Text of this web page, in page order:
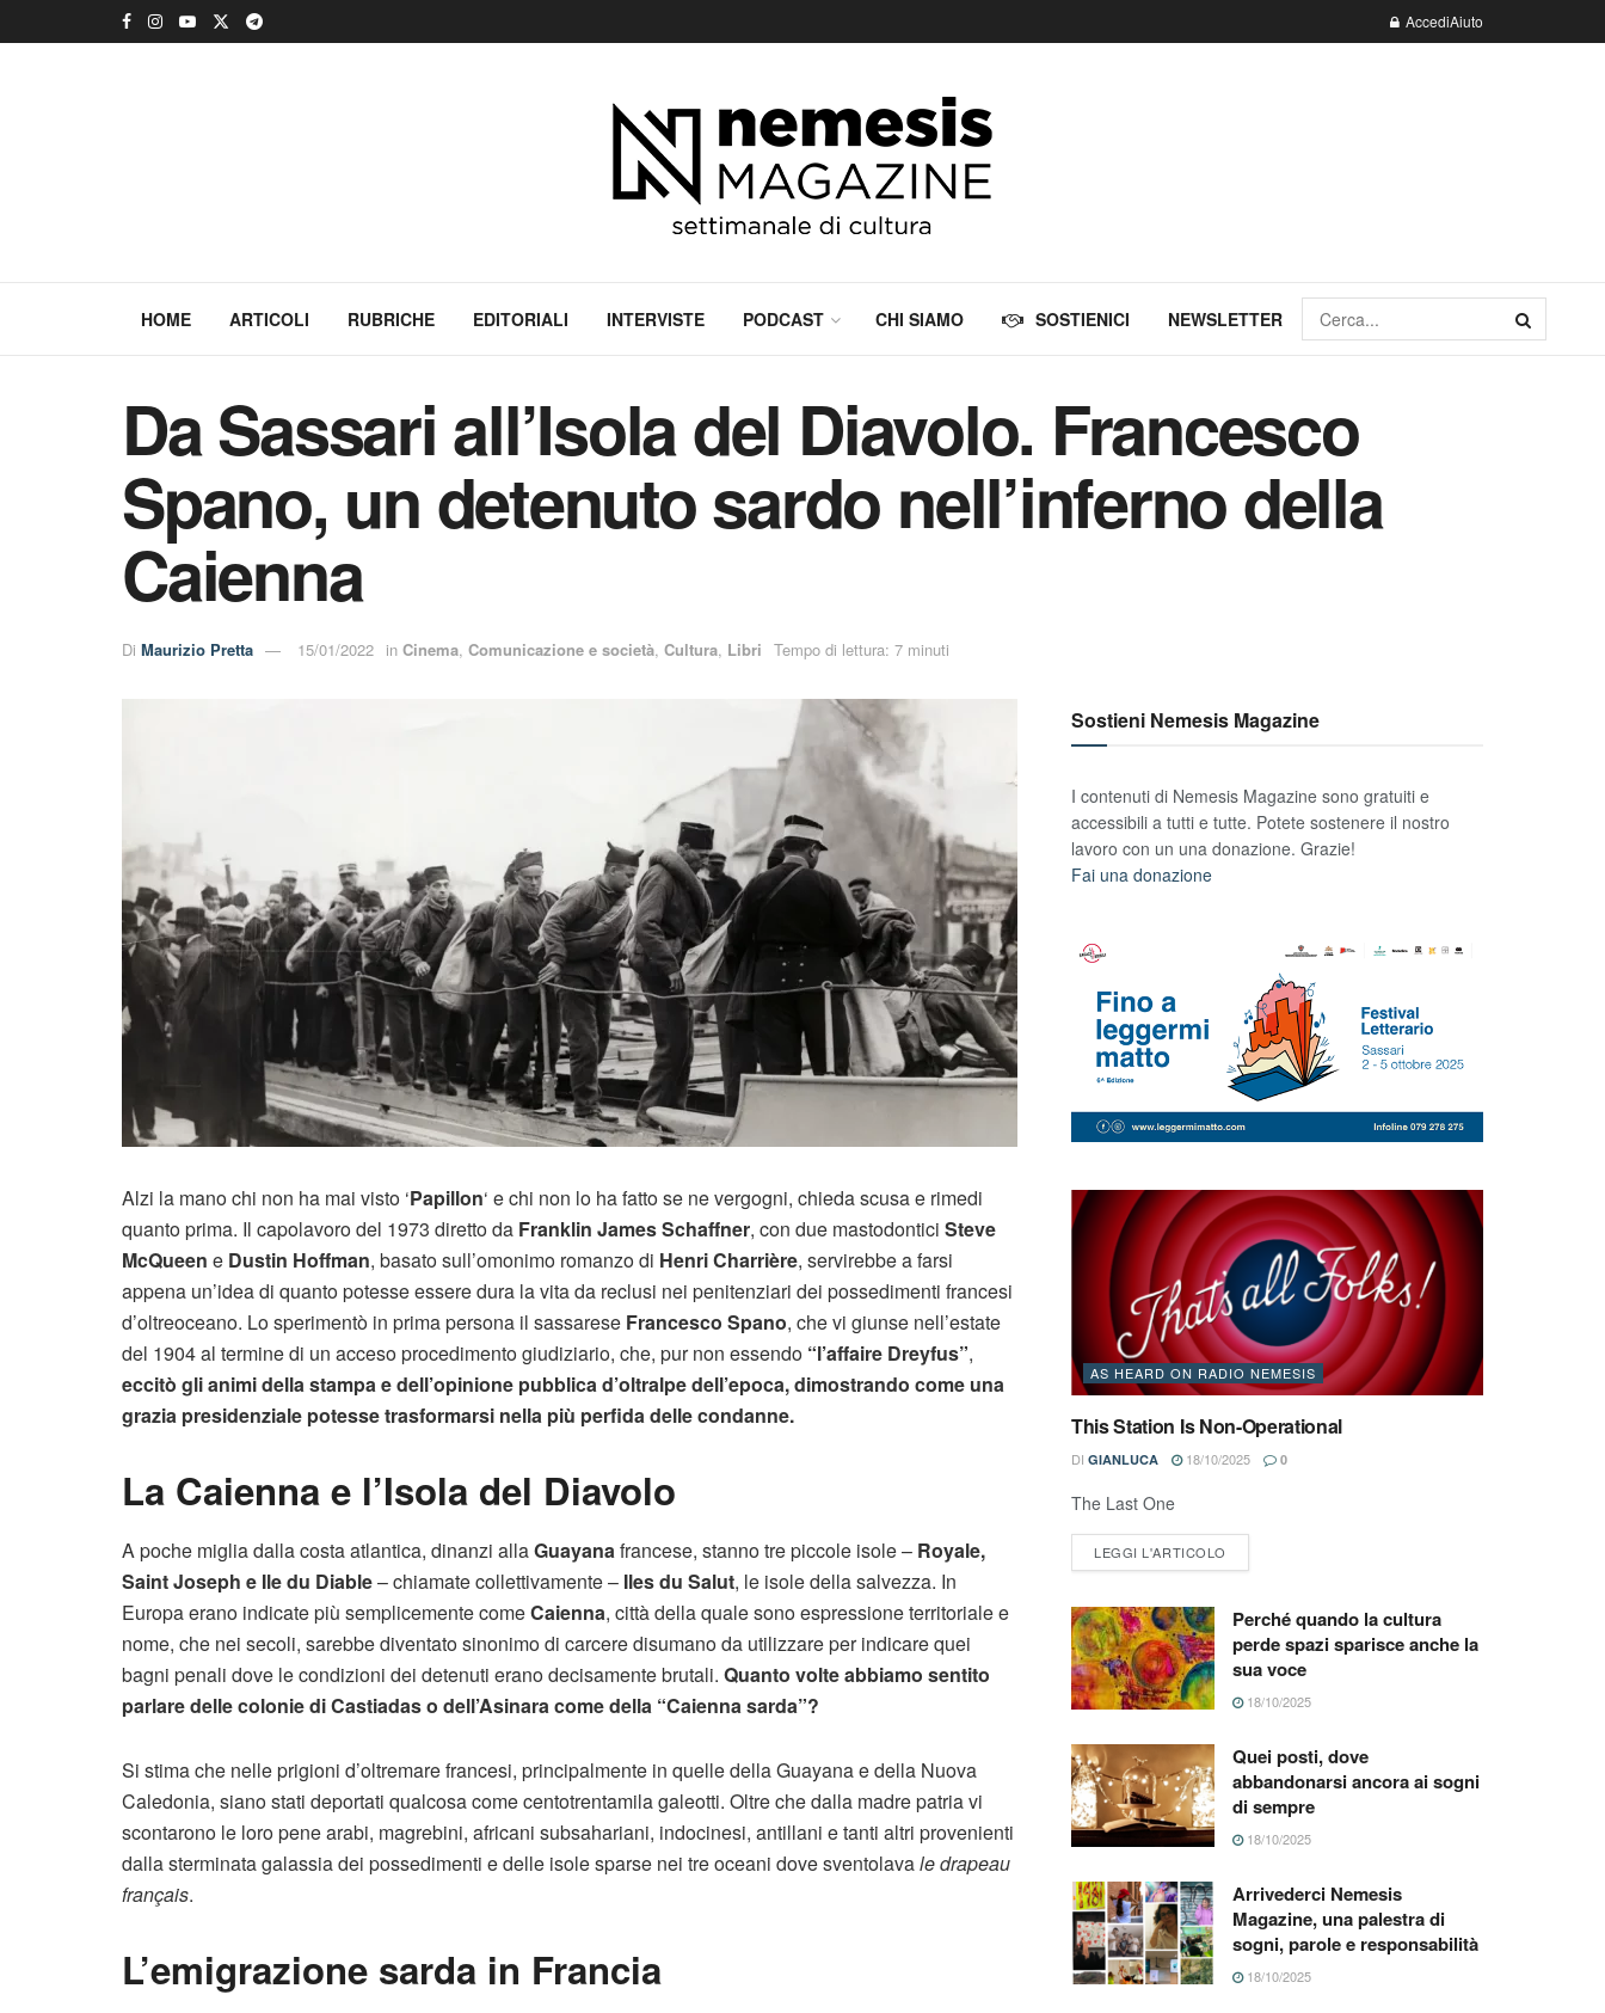
AccediAiuto
HOME ARTICOLI RUBRICHE EDITORIALI INTERVISTE PODCAST CHI SIAMO SOSTIENICI NEWSLETTER
Da Sassari all’Isola del Diavolo. Francesco
Spano, un detenuto sardo nell’inferno della
Caienna
Di Maurizio Pretta 15/01/2022 in Cinema, Comunicazione e società, Cultura, Libri Tempo di lettura: 7 minuti
Alzi la mano chi non ha mai visto ‘Papillon‘ e chi non lo ha fatto se ne vergogni, chieda scusa e rimedi
quanto prima. Il capolavoro del 1973 diretto da Franklin James Schaffner, con due mastodontici Steve
McQueen e Dustin Hoffman, basato sull’omonimo romanzo di Henri Charrière, servirebbe a farsi
appena un’idea di quanto potesse essere dura la vita da reclusi nei penitenziari dei possedimenti francesi
d’oltreoceano. Lo sperimentò in prima persona il sassarese Francesco Spano, che vi giunse nell’estate
del 1904 al termine di un acceso procedimento giudiziario, che, pur non essendo “l’affaire Dreyfus”,
eccitò gli animi della stampa e dell’opinione pubblica d’oltralpe dell’epoca, dimostrando come una
grazia presidenziale potesse trasformarsi nella più perfida delle condanne.
La Caienna e l’Isola del Diavolo
A poche miglia dalla costa atlantica, dinanzi allaGuayanafrancese, stanno tre piccole isole – Royale,
Saint Joseph e Ile du Diable– chiamate collettivamente – Iles du Salut, le isole della salvezza. In
Europa erano indicate più semplicemente comeCaienna, città della quale sono espressione territoriale e
nome, che nei secoli, sarebbe diventato sinonimo di carcere disumano da utilizzare per indicare quei
bagni penali dove le condizioni dei detenuti erano decisamente brutali. Quanto volte abbiamo sentito
parlare delle colonie di Castiadas o dell’Asinara come della “Caienna sarda”?
Si stima che nelle prigioni d’oltremare francesi, principalmente in quelle della Guayana e della Nuova
Caledonia, siano stati deportati qualcosa come centotrentamila galeotti. Oltre che dalla madre patria vi
scontarono le loro pene arabi, magrebini, africani subsahariani, indocinesi, antillani e tanti altri provenienti
dalla sterminata galassia dei possedimenti e delle isole sparse nei tre oceani dove sventolavaledrapeau
français.
L’emigrazione sarda in Francia
Sostieni Nemesis Magazine
I contenuti di Nemesis Magazine sono gratuiti e
accessibili a tutti e tutte. Potete sostenere il nostro
lavoro con un una donazione. Grazie!
Fai una donazione
AS HEARD ON RADIO NEMESIS
This Station Is Non-Operational
DI GIANLUCA 18/10/2025 0
The Last One
LEGGI L'ARTICOLO
Perché quando la cultura
perde spazi sparisce anche la
sua voce
18/10/2025
Quei posti, dove
abbandonarsi ancora ai sogni
di sempre
18/10/2025
Arrivederci Nemesis
Magazine, una palestra di
sogni, parole e responsabilità
18/10/2025